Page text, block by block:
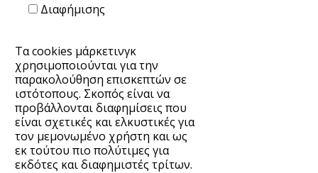
Διαφήμισης
Τα cookies μάρκετινγκ
χρησιμοποιούνται για την
παρακολούθηση επισκεπτών σε
ιστότοπους. Σκοπός είναι να
προβάλλονται διαφημίσεις που
είναι σχετικές και ελκυστικές για
τον μεμονωμένο χρήστη και ως
εκ τούτου πιο πολύτιμες για
εκδότες και διαφημιστές τρίτων.